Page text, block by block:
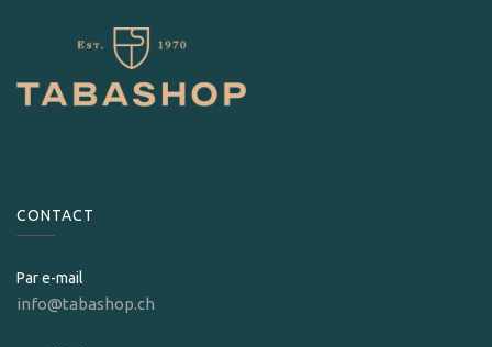
CONTACT
Par e-mail
info@tabashop.ch